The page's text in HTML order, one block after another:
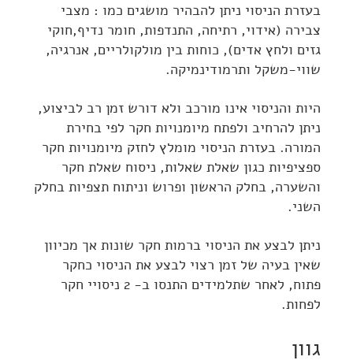
בעזרת הניסוי ניתן להבהיר מושגים כמו : מצבי
צבירה (אידוי, רתיחה, התנדפות, חומר נדיף,חוקי
גזים ולחץ אדים), כוחות בין מולקולריים, אנרגיה,
שווי-משקל ותרמודינמיקה.
היות והניסוי אינו מורכב ולא דורש זמן רב לביצוע,
ניתן להרחיב ולפתח מיומנויות חקר לפי בחירת
המורה. בעזרת הניסוי מומלץ לחזק מיומנויות חקר
ספציפיות כגון שאלת שאלות, ניסוח שאלת חקר
והשערה, בחלק הראשון ופרוש וניתוח תצפיות בחלק
השני.
ניתן לבצע את הניסוי ברמות חקר שונות אך מכיוון
שאין בעיה של זמן רצוי לבצע את הניסוי כחקר
פתוח, לאחר שתלמידים התנסו ב- 2 ניסויי חקר
לפחות.
גוון